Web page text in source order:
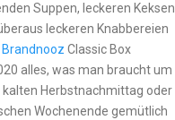
Suppen, leckeren Keksen
leckeren Knabbereien
Brandnooz Classic Box
alles, was man braucht um
kalten Herbstnachmittag oder
Wochenende gemütlich